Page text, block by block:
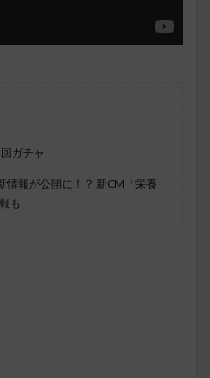
ガチャ
情報が公開に！？ 新CM「栄養
も